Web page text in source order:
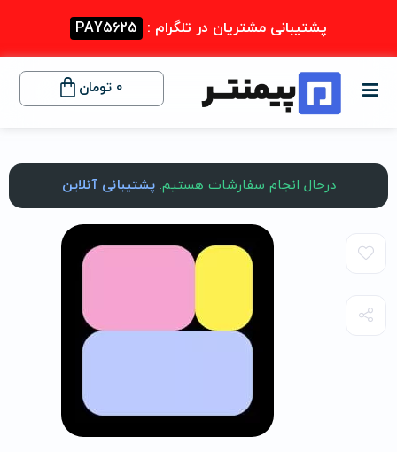
پشتیبانی مشتریان در تلگرام : PAY5625
0 تومان
درحال انجام سفارشات هستیم.پشتیبانی آنلاین